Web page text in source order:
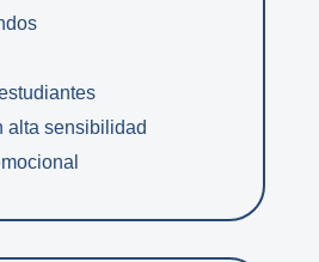
alta sensibilidad